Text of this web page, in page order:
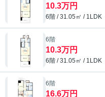
10.3万円
6階 / 31.05㎡ / 1LDK
6階
10.3万円
6階 / 31.05㎡ / 1LDK
6階
16.6万円